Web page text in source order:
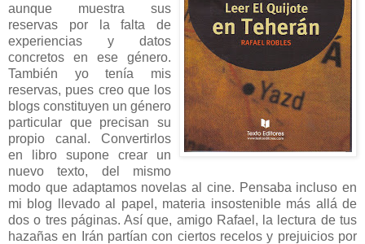
aunque muestra sus
reservas por la falta de
experiencias y datos
concretos en ese género.
También yo tenía mis
reservas, pues creo que los
blogs constituyen un género
particular que precisan su
propio canal. Convertirlos
en libro supone crear un
nuevo texto, del mismo
modo que adaptamos novelas al cine. Pensaba incluso en
mi blog llevado al papel, materia insostenible más allá de
dos o tres páginas. Así que, amigo Rafael, la lectura de tus
hazañas en Irán partían con ciertos recelos y prejuicios por